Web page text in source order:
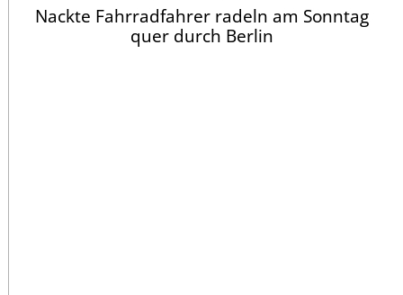
Nackte Fahrradfahrer radeln am Sonntag
quer durch Berlin